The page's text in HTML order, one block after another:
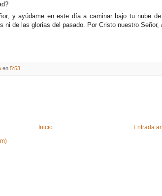
y ayúdame en este día a caminar bajo tu nube de
ni de las glorias del pasado. Por Cristo nuestro Señor,
en 5:53
Entrada
Inicio